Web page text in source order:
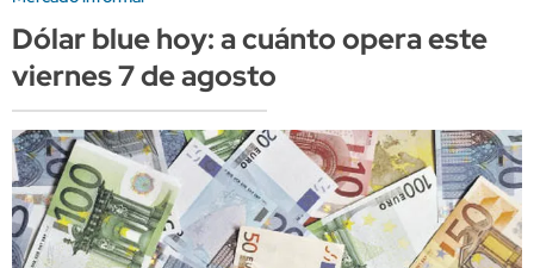
Dólar blue hoy: a cuánto opera este
viernes 7 de agosto